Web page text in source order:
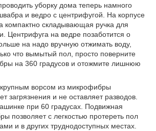
уборку дома теперь намного
и ведро с центрифугой. На корпусе
компактно складывающая ручка для
Центрифуга на ведре позаботится о
на надо вручную отжимать воду,
что вымытый пол, просто поверните
на 360 градусов и отожмите лишнюю
ворсом из микрофибры
загрязнения и не оставляет разводов.
при 60 градусах. Подвижная
позволяет с легкостью протереть пол
и в других труднодоступных местах.